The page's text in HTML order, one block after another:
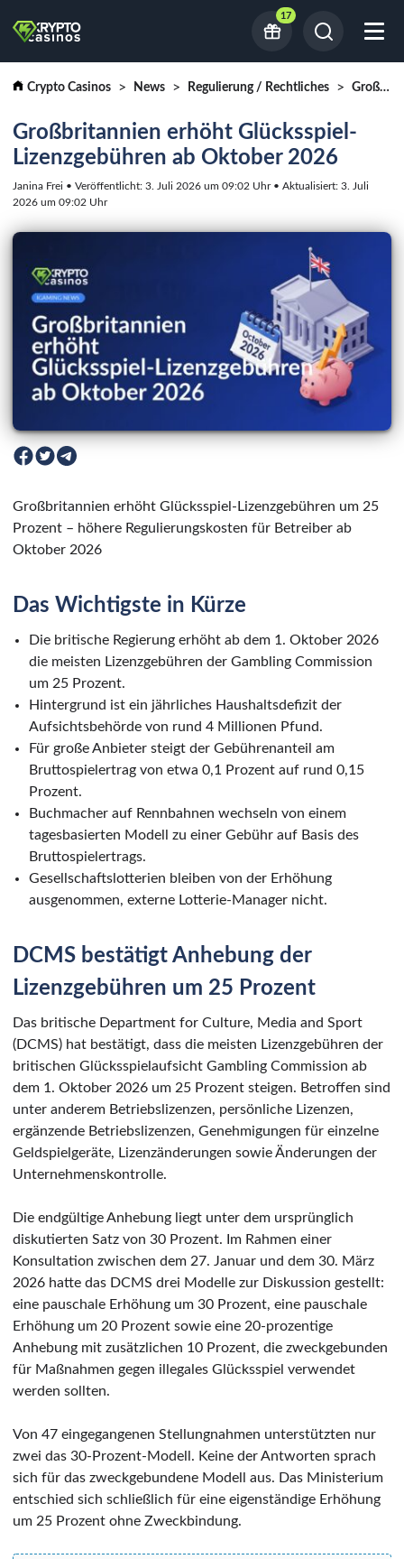
17
Crypto Casinos News Regulierung / Rechtliches Großbritannien erhöht Glücksspiel-Lizenzgebühren ab Oktober 2026
Großbritannien erhöht Glücksspiel-
Lizenzgebühren ab Oktober 2026
Janina Frei • Veröffentlicht: 3. Juli 2026 um 09:02 Uhr • Aktualisiert: 3. Juli
2026 um 09:02 Uhr
Großbritannien erhöht Glücksspiel-Lizenzgebühren um 25
Prozent – höhere Regulierungskosten für Betreiber ab
Oktober 2026
Das Wichtigste in Kürze
Die britische Regierung erhöht ab dem 1. Oktober 2026
die meisten Lizenzgebühren der Gambling Commission
um 25 Prozent.
Hintergrund ist ein jährliches Haushaltsdefizit der
Aufsichtsbehörde von rund 4 Millionen Pfund.
Für große Anbieter steigt der Gebührenanteil am
Bruttospielertrag von etwa 0,1 Prozent auf rund 0,15
Prozent.
Buchmacher auf Rennbahnen wechseln von einem
tagesbasierten Modell zu einer Gebühr auf Basis des
Bruttospielertrags.
Gesellschaftslotterien bleiben von der Erhöhung
ausgenommen, externe Lotterie-Manager nicht.
DCMS bestätigt Anhebung der
Lizenzgebühren um 25 Prozent
Das britische Department for Culture, Media and Sport
(DCMS) hat bestätigt, dass die meisten Lizenzgebühren der
britischen Glücksspielaufsicht Gambling Commission ab
dem 1. Oktober 2026 um 25 Prozent steigen. Betroffen sind
unter anderem Betriebslizenzen, persönliche Lizenzen,
ergänzende Betriebslizenzen, Genehmigungen für einzelne
Geldspielgeräte, Lizenzänderungen sowie Änderungen der
Unternehmenskontrolle.
Die endgültige Anhebung liegt unter dem ursprünglich
diskutierten Satz von 30 Prozent. Im Rahmen einer
Konsultation zwischen dem 27. Januar und dem 30. März
2026 hatte das DCMS drei Modelle zur Diskussion gestellt:
eine pauschale Erhöhung um 30 Prozent, eine pauschale
Erhöhung um 20 Prozent sowie eine 20-prozentige
Anhebung mit zusätzlichen 10 Prozent, die zweckgebunden
für Maßnahmen gegen illegales Glücksspiel verwendet
werden sollten.
Von 47 eingegangenen Stellungnahmen unterstützten nur
zwei das 30-Prozent-Modell. Keine der Antworten sprach
sich für das zweckgebundene Modell aus. Das Ministerium
entschied sich schließlich für eine eigenständige Erhöhung
um 25 Prozent ohne Zweckbindung.